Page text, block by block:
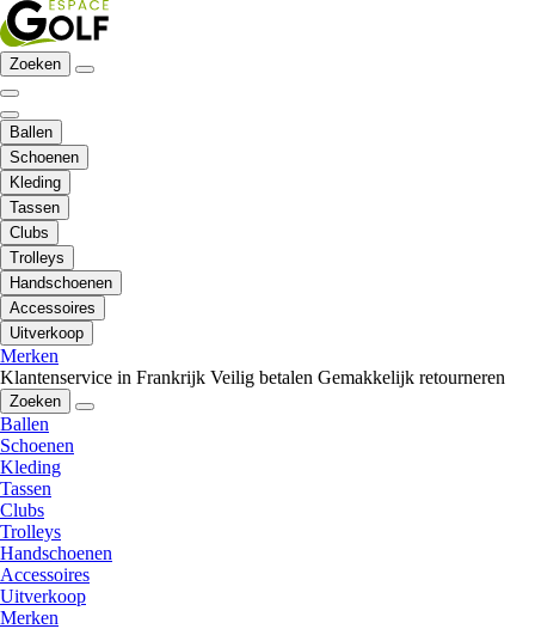
Zoeken
Ballen
Schoenen
Kleding
Tassen
Clubs
Trolleys
Handschoenen
Accessoires
Uitverkoop
Merken
Klantenservice in Frankrijk Veilig betalen Gemakkelijk retourneren
Zoeken
Ballen
Schoenen
Kleding
Tassen
Clubs
Trolleys
Handschoenen
Accessoires
Uitverkoop
Merken